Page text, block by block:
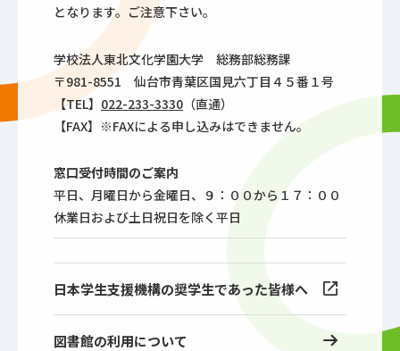
となります。ご注意下さい。
学校法人東北文化学園大学 総務部総務課
〒981-8551 仙台市青葉区国見六丁目４５番１号
【TEL】 022-233-3330 （直通）
【FAX】※FAXによる申し込みはできません。
窓口受付時間のご案内
平日、月曜日から金曜日、９：００から１７：００
休業日および土日祝日を除く平日
日本学生支援機構の奨学生であった皆様へ
図書館の利用について